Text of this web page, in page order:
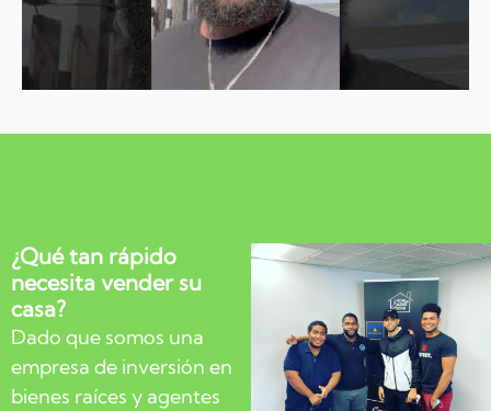
¿Qué tan rápido
necesita vender su
casa?
Dado que somos una
empresa de inversión en
bienes raíces y agentes